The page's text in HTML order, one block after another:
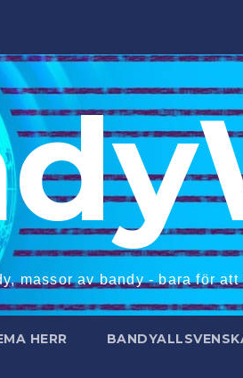
massor av bandy - bara för
HERR